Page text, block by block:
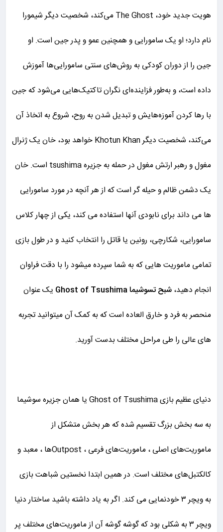
هویت جدید خود، The Ghost می‌کند، شخصیت دیگر شیمورا
نام دارد؛ او یک سامورایی و همچنین عمو و پدر جین است. او
جین را از دوران کودکی به روش‌های سنتی سامورایی‌ها آموزش
داده است، و به‌طور فزاینده‌ای نگران تاکتیک‌هایی می‌شود که جین
با رها کردن آموزه‌هایش و تبدیل شدن به روح، شروع به اتخاذ آن
می‌کند، شخصیت دیگر Khotun Khan خواهد بود، خان یک ژنرال
مغول و رهبر ارتش مغول در حمله به جزیره tsushima است. خان
یک دشمن ظالم و حیله گر است که از هر آنچه در مورد سامورایی
ها می داند برای نابودی آنها استفاده می کند، یکی از چهار کلاس
سامورایی، شکارچی، رونین یا قاتل را انتخاب کنید و در طول بازی
تمامی ماموریت هایی که به شما سپرده میشود را با دقت فراوان
انجام دهید، شبح تسوشیما Ghost of Tsushima
یک عنوان
منحصر به فرد و خارق العاده است که به کمک آن میتوانید تجربه
های عالی را طی مراحل مختلف بدست آورید.
دنیای عظیم بازی Ghost of Tsushima یا همان جزیره سوشیما
به سه بخش بزرگ تقسیم شده که هر بخش متشکل از
ماموریت‌های اصلی ، ماموریت‌های فرعی ، Outpostها ، معبد و
کالکتبل‌های مختلف است. در همین ابتدا نخستین شباهت بازی
به ویچر ۳ خودنمایی می کند. اگر به یاد داشته باشید ساختار دنیا
ویچر ۳ به شکلی بود که گوشه گوشه آن از ماموریت‌های مختلف پر